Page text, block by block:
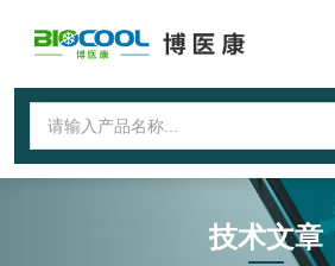
技术文章